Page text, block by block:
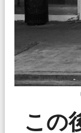
この